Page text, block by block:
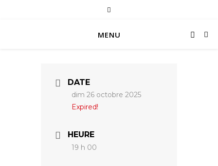
MENU
DATE
dim 26 octobre 2025
Expired!
HEURE
19 h 00